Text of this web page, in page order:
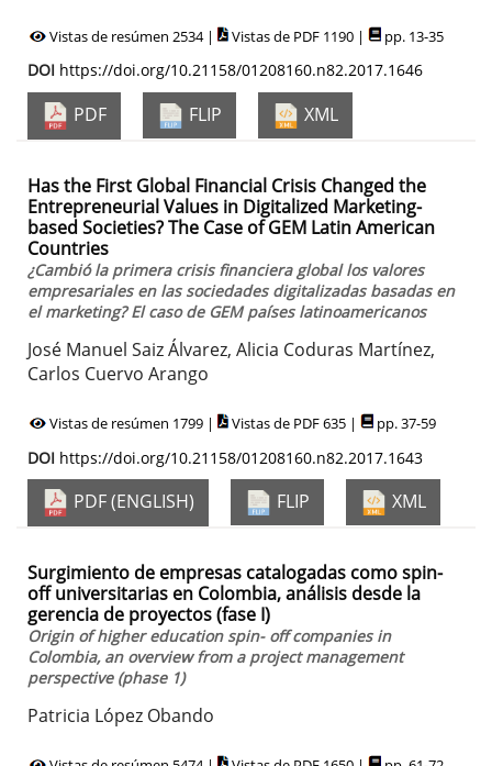
Vistas de resúmen 2534 | Vistas de PDF 1190 | pp. 13-35
DOI https://doi.org/10.21158/01208160.n82.2017.1646
PDF FLIP XML
Has the First Global Financial Crisis Changed the
Entrepreneurial Values in Digitalized Marketing-
based Societies? The Case of GEM Latin American
Countries
¿Cambió la primera crisis financiera global los valores
empresariales en las sociedades digitalizadas basadas en
el marketing? El caso de GEM países latinoamericanos
José Manuel Saiz Álvarez, Alicia Coduras Martínez,
Carlos Cuervo Arango
Vistas de resúmen 1799 | Vistas de PDF 635 | pp. 37-59
DOI https://doi.org/10.21158/01208160.n82.2017.1643
PDF (ENGLISH) FLIP XML
Surgimiento de empresas catalogadas como spin-
off universitarias en Colombia, análisis desde la
gerencia de proyectos (fase I)
Origin of higher education spin- off companies in
Colombia, an overview from a project management
perspective (phase 1)
Patricia López Obando